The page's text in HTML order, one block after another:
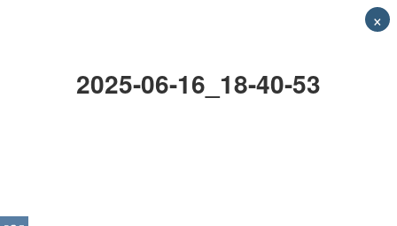
2025-06-16_18-40-53
×